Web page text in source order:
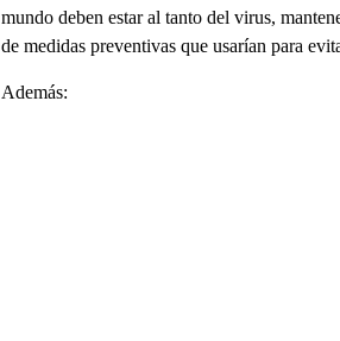
mundo deben estar al tanto del virus,
de medidas preventivas que usarían para
Además: